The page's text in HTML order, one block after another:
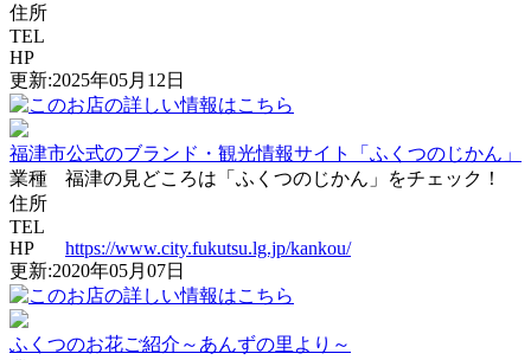
住所
TEL
HP
更新:2025年05月12日
福津市公式のブランド・観光情報サイト「ふくつのじかん」
業種
福津の見どころは「ふくつのじかん」をチェック！
住所
TEL
HP
https://www.city.fukutsu.lg.jp/kankou/
更新:2020年05月07日
ふくつのお花ご紹介～あんずの里より～